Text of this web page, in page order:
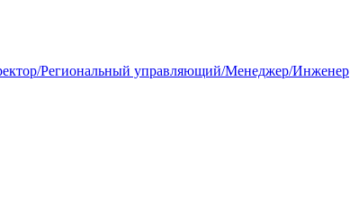
Региональный управляющий/Менеджер/Инженер